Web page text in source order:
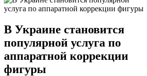
В Украине становится
популярной услуга по
аппаратной коррекции
фигуры